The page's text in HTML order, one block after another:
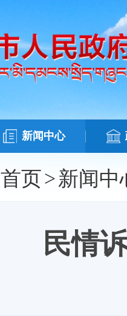
新闻中心
首页>新闻中
民情